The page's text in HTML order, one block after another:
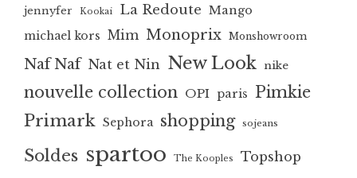
jennyfer Kookai La Redoute Mango
michael kors Mim Monoprix Monshowroom
Naf Naf Nat et Nin New Look nike
nouvelle collection OPI paris Pimkie
Primark Sephora shopping sojeans
Soldes spartoo The Kooples Topshop